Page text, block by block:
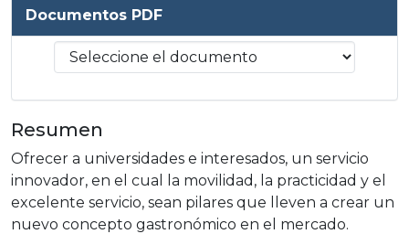
Documentos PDF
Resumen
Ofrecer a universidades e interesados, un servicio
innovador, en el cual la movilidad, la practicidad y el
excelente servicio, sean pilares que lleven a crear un
nuevo concepto gastronómico en el mercado.